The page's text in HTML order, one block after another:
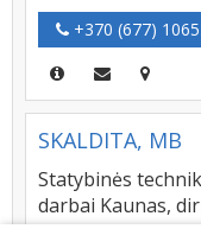
+370 (677)
SKALDITA, MB
Statybinės
darbai Kaunas,